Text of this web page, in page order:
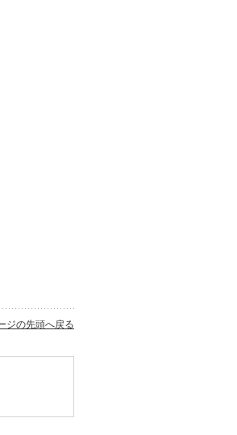
ジの先頭へ戻る